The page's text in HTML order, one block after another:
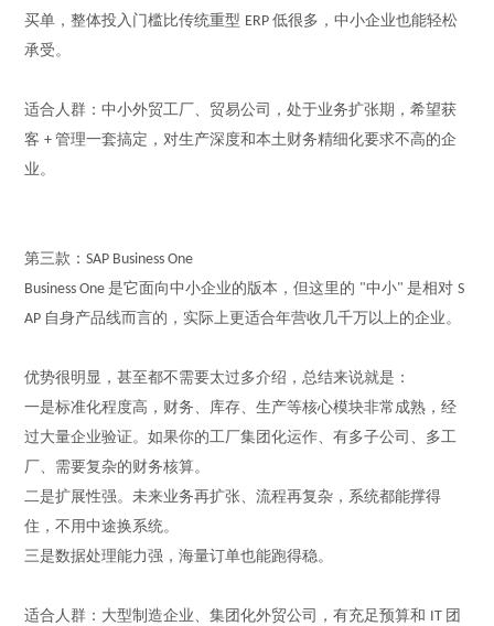
买单，整体投入门槛比传统重型 ERP低很多，中小企业也能轻松
承受。
适合人群：中小外贸工厂、贸易公司，处于业务扩张期，希望获
客 +管理一套搞定，对生产深度和本土财务精细化要求不高的企
业。
第三款：SAP Business One
Business One是它面向中小企业的版本，但这里的 "中小"是相对S
AP 自身产品线而言的，实际上更适合年营收几千万以上的企业。
优势很明显 ，甚至都不需要太过多介绍，总结来说就是 ：
一是标准化程度高，财务、库存、生产等核心模块非常成熟，经
过大量企业验证。如果你的工厂集团化运作、有多子公司、多工
厂、需要复杂的财务核算。
二是扩展性强。未来业务再扩张、流程再复杂，系统都能撑得
住，不用中途换系统。
三是数据处理能力强，海量订单也能跑得稳。
适合人群：大型制造企业、集团化外贸公司，有充足预算和 IT 团